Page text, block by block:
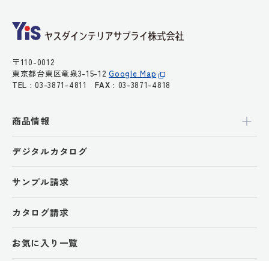
〒110-0012
東京都台東区竜泉3-15-12Google Map
TEL : 03-3871-4811FAX : 03-3871-4818
商品情報
デジタルカタログ
サンプル請求
カタログ請求
お気に入り一覧